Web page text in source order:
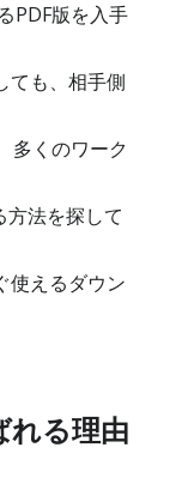
PDF版を入手
ても、相手側
多くのワーク
法を探して
使えるダウン
れる理由